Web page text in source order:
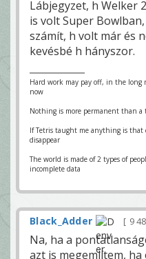
Lábjegyzet, h Welker
is volt Super
számít, h volt már és
kevésbé h hányszor.
Hard work may pay off, in the
now
Nothing is more permanent than a
If Tetris taught me anything is that
disappear
The world is made of 2 types of
incomplete data
Black_Adder 9
Na, ha a
azt is megemlítem,